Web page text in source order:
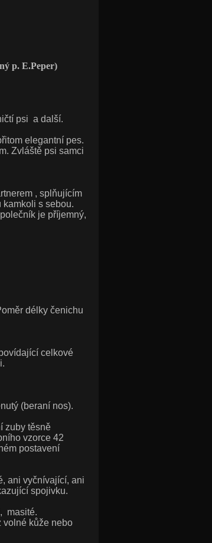
p. E.Peper)
psi a další.
elegantní pes.
Zvláště psi samci
, splňujícím
s sebou.
je příjemný,
délky čenichu
celkové
(beraní nos).
zuby těsně
vzorce 42
postavení
ani vyčnívající, ani
spojivku.
masité.
volné kůže nebo